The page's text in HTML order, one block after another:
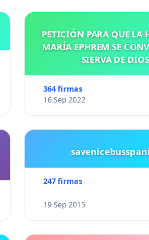
PETICIÓN PARA QUE LA
MARÍA EPHREM SE
SIERVA DE DIOS
364 firmas
16 Sep 2022
247 firmas
19 Sep 2015